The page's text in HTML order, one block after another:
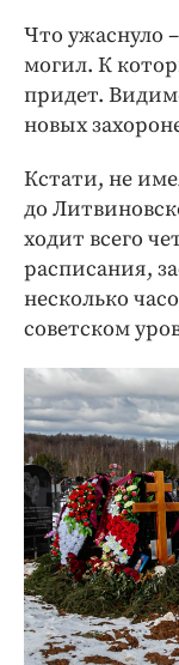
Что ужаснуло
могил. К
придет.
новых
Кстати, не
до
ходит всего
расписания,
несколько
советском